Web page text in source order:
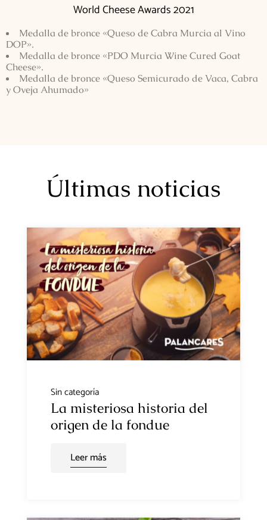
World Cheese Awards 2021
Medalla de bronce «Queso de Cabra Murcia al Vino
DOP».
Medalla de bronce «PDO Murcia Wine Cured Goat
Cheese».
Medalla de bronce «Queso Semicurado de Vaca, Cabra
y Oveja Ahumado»
Últimas noticias
Sin categoría
La misteriosa historia del
origen de la fondue
Leer más